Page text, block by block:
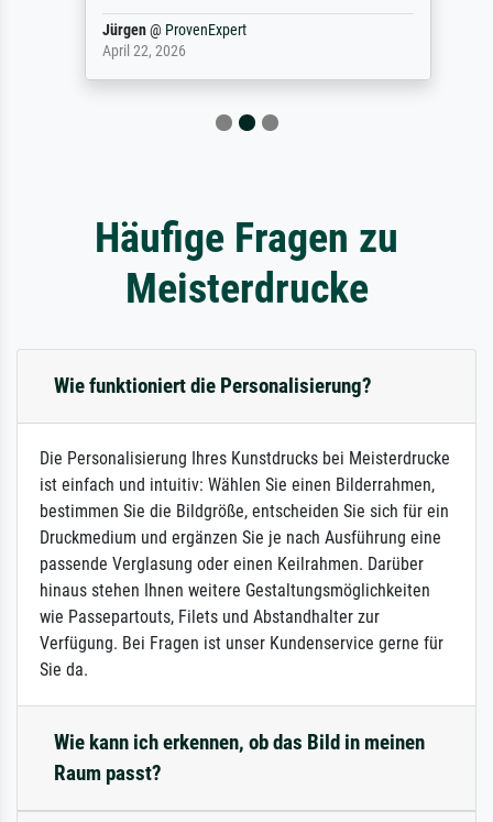
Jürgen@ProvenExpert
April 22, 2026
Häufige Fragen zu
Meisterdrucke
Wie funktioniert die Personalisierung?
Die Personalisierung Ihres Kunstdrucks bei Meisterdrucke
ist einfach und intuitiv: Wählen Sie einen Bilderrahmen,
bestimmen Sie die Bildgröße, entscheiden Sie sich für ein
Druckmedium und ergänzen Sie je nach Ausführung eine
passende Verglasung oder einen Keilrahmen. Darüber
hinaus stehen Ihnen weitere Gestaltungsmöglichkeiten
wie Passepartouts, Filets und Abstandhalter zur
Verfügung. Bei Fragen ist unser Kundenservice gerne für
Sie da.
Wie kann ich erkennen, ob das Bild in meinen
Raum passt?